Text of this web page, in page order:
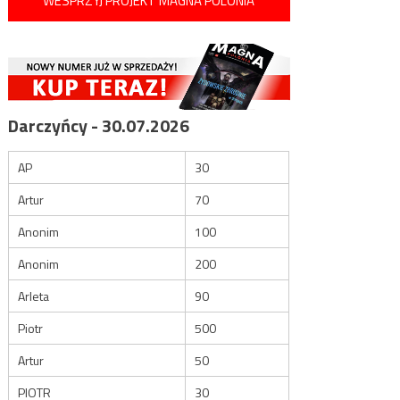
Darczyńcy - 30.07.2026
AP
30
Artur
70
Anonim
100
Anonim
200
Arleta
90
Piotr
500
Artur
50
PIOTR
30